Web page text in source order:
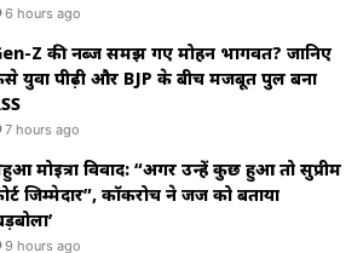
6 hours ago
Z की नब्ज समझ गए मोहन भागवत? जानिए
युवा पीढ़ी और BJP के बीच मजबूत पुल बना
7 hours ago
मोइत्रा विवाद: “अगर उन्हें कुछ हुआ तो सुप्रीम
जिम्मेदार”, कॉकरोच ने जज को बताया
9 hours ago